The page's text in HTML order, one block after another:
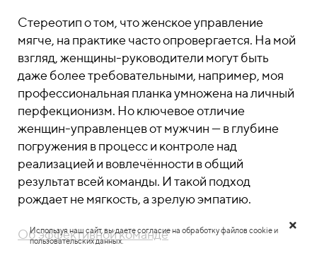
Стереотип о том, что женское управление
мягче, на практике часто опровергается. На мой
взгляд, женщины-руководители могут быть
даже более требовательными, например, моя
профессиональная планка умножена на личный
перфекционизм. Но ключевое отличие
женщин-управленцев от мужчин — в глубине
погружения в процесс и контроле над
реализацией и вовлечённости в общий
результат всей команды. И такой подход
рождает не мягкость, а зрелую эмпатию.
Об эффективной команде
Используя наш сайт, вы даете согласие на обработку файлов cookie и
пользовательских данных.